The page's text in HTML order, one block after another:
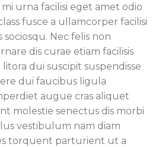
urna facilisi eget amet odio
fusce a ullamcorper facilisi
Nec felis non
dis curae etiam facilisis
dui suscipit suspendisse
dui faucibus ligula
augue cras aliquet
molestie senectus dis morbi
vestibulum nam diam
torquent parturient ut a